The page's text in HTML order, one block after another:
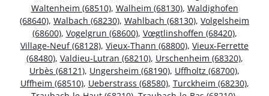
Waltenheim (68510), Walheim (68130), Waldighofen
(68640), Walbach (68230), Wahlbach (68130), Volgelsheim
(68600), Vogelgrun (68600), Vœgtlinshoffen (68420),
Village-Neuf (68128), Vieux-Thann (68800), Vieux-Ferrette
(68480), Valdieu-Lutran (68210), Urschenheim (68320),
Urbès (68121), Ungersheim (68190), Uffholtz (68700),
Uffheim (68510), Ueberstrass (68580), Turckheim (68230),